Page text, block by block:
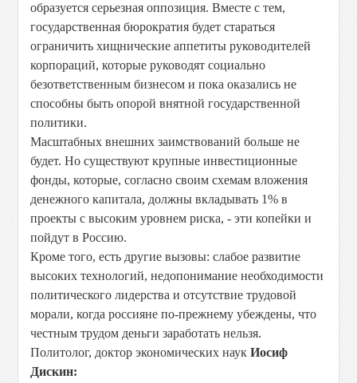
образуется серьезная оппозиция. Вместе с тем,
государственная бюрократия будет стараться
ограничить хищнические аппетиты руководителей
корпораций, которые руководят социально
безответственным бизнесом и пока оказались не
способны быть опорой внятной государственной
политики.
Масштабных внешних заимствований больше не
будет. Но существуют крупные инвестиционные
фонды, которые, согласно своим схемам вложения
денежного капитала, должны вкладывать 1% в
проекты с высоким уровнем риска, - эти копейки и
пойдут в Россию.
Кроме того, есть другие вызовы: слабое развитие
высоких технологий, недопонимание необходимости
политического лидерства и отсутствие трудовой
морали, когда россияне по-прежнему убеждены, что
честным трудом деньги заработать нельзя.
Политолог, доктор экономических наукИосиф
Дискин: